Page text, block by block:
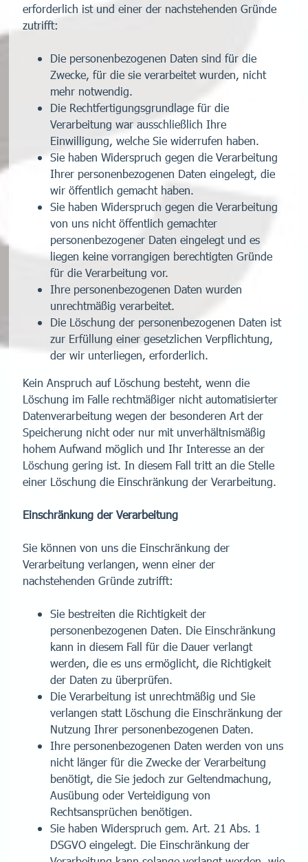
erforderlich ist und einer der nachstehenden Gründe
zutrifft:
Die personenbezogenen Daten sind für die
Zwecke, für die sie verarbeitet wurden, nicht
mehr notwendig.
Die Rechtfertigungsgrundlage für die
Verarbeitung war ausschließlich Ihre
Einwilligung, welche Sie widerrufen haben.
Sie haben Widerspruch gegen die Verarbeitung
Ihrer personenbezogenen Daten eingelegt, die
wir öffentlich gemacht haben.
Sie haben Widerspruch gegen die Verarbeitung
von uns nicht öffentlich gemachter
personenbezogener Daten eingelegt und es
liegen keine vorrangigen berechtigten Gründe
für die Verarbeitung vor.
Ihre personenbezogenen Daten wurden
unrechtmäßig verarbeitet.
Die Löschung der personenbezogenen Daten ist
zur Erfüllung einer gesetzlichen Verpflichtung,
der wir unterliegen, erforderlich.
Kein Anspruch auf Löschung besteht, wenn die
Löschung im Falle rechtmäßiger nicht automatisierter
Datenverarbeitung wegen der besonderen Art der
Speicherung nicht oder nur mit unverhältnismäßig
hohem Aufwand möglich und Ihr Interesse an der
Löschung gering ist. In diesem Fall tritt an die Stelle
einer Löschung die Einschränkung der Verarbeitung.
Einschränkung der Verarbeitung
Sie können von uns die Einschränkung der
Verarbeitung verlangen, wenn einer der
nachstehenden Gründe zutrifft:
Sie bestreiten die Richtigkeit der
personenbezogenen Daten. Die Einschränkung
kann in diesem Fall für die Dauer verlangt
werden, die es uns ermöglicht, die Richtigkeit
der Daten zu überprüfen.
Die Verarbeitung ist unrechtmäßig und Sie
verlangen statt Löschung die Einschränkung der
Nutzung Ihrer personenbezogenen Daten.
Ihre personenbezogenen Daten werden von uns
nicht länger für die Zwecke der Verarbeitung
benötigt, die Sie jedoch zur Geltendmachung,
Ausübung oder Verteidigung von
Rechtsansprüchen benötigen.
Sie haben Widerspruch gem. Art. 21 Abs. 1
DSGVO eingelegt. Die Einschränkung der